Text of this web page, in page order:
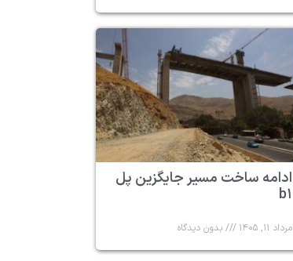
ادامه ساخت مسیر جایگزین پل
b۱
مرداد ۱۱, ۱۴۰۵ بدون دیدگاه